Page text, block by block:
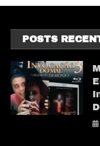
POSTS